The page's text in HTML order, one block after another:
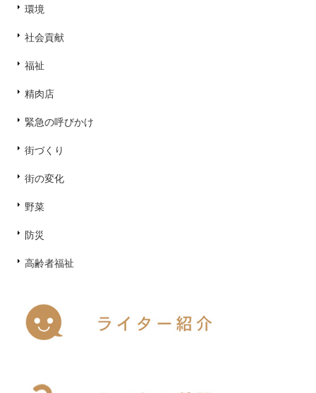
環境
社会貢献
福祉
精肉店
緊急の呼びかけ
街づくり
街の変化
野菜
防災
高齢者福祉